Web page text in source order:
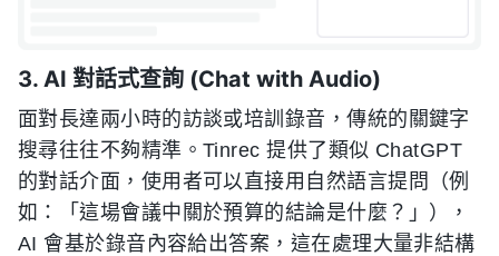
3. AI 對話式查詢 (Chat with Audio)
面對長達兩小時的訪談或培訓錄音，傳統的關鍵字
搜尋往往不夠精準。Tinrec 提供了類似 ChatGPT
的對話介面，使用者可以直接用自然語言提問（例
如：「這場會議中關於預算的結論是什麼？」），
AI 會基於錄音內容給出答案，這在處理大量非結構